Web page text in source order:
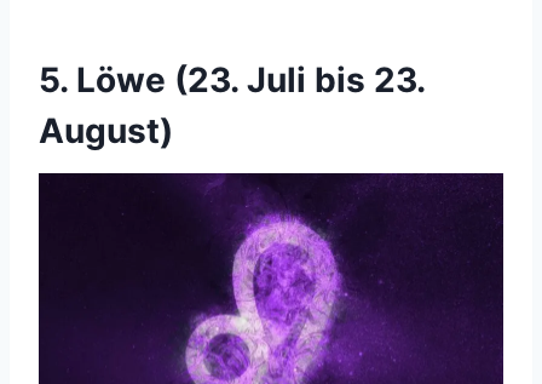
5. Löwe (23. Juli bis 23.
August)